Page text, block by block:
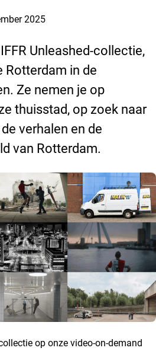
op:
2025
Unleashed-collectie,
Rotterdam in de
Ze nemen je op
thuisstad, op zoek naar
verhalen en de
van Rotterdam.
op onze video-on-demand